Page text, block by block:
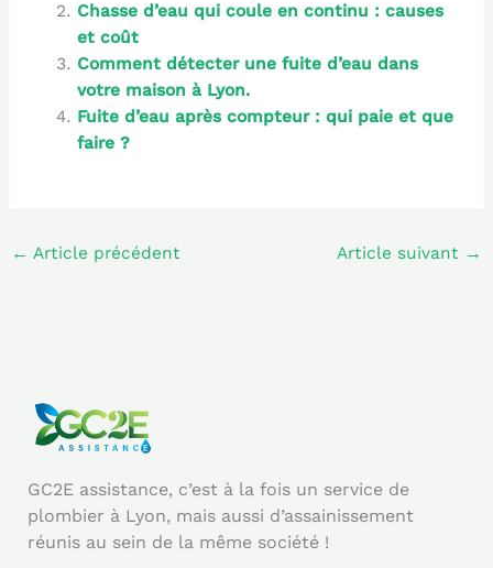
Chasse d’eau qui coule en continu : causes
et coût
Comment détecter une fuite d’eau dans
votre maison à Lyon.
Fuite d’eau après compteur : qui paie et que
faire ?
← Article précédent Article suivant →
GC2E assistance, c’est à la fois un service de
plombier à Lyon, mais aussi d’assainissement
réunis au sein de la même société !